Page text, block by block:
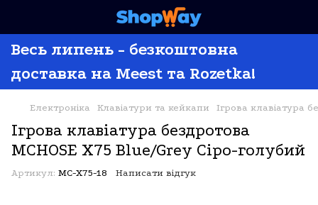
Весь липень - безкоштовна
доставка на Meest та Rozetka!
Електроніка Клавіатури та кейкапи Ігрова клавіатура
Ігрова клавіатура бездротова
MCHOSE X75 Blue/Grey Сіро-голубий
Артикул: MC-X75-18 Написати відгук